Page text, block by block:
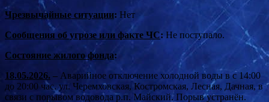
Чрезвычайные ситуации: Нет
Сообщения об угрозе или факте ЧС: Не поступало.
Состояние жилого фонда:
18.05.2026. – Аварийное отключение холодной воды в с 14:00
до 20:00 час. ул. Черемховская, Костромская, Лесная, Дачная, в
связи с порывом водовода р.п. Майский. Порыв устранён.